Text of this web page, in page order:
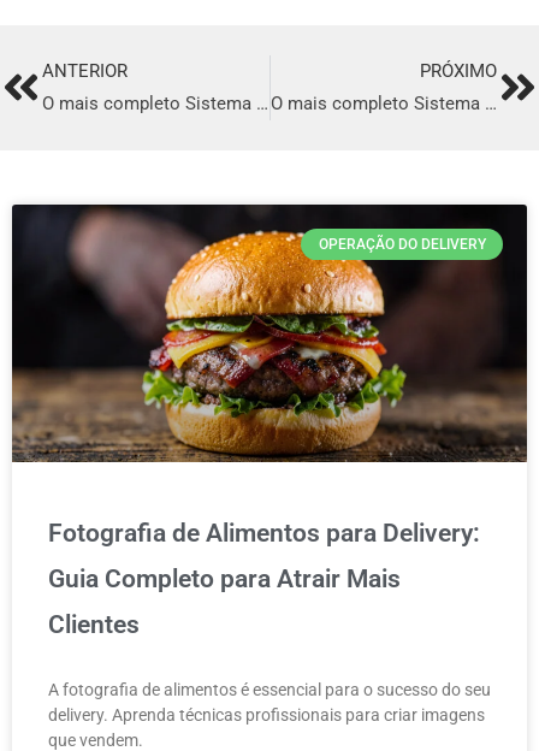
PrevANTERIOR
O mais completo Sistema para Delivery de comida Italiana em Jaboatão Dos Guararapes
PRÓXIMO
O mais completo Sistema para Delivery de comida Italiana em Ribeirão Preto
OPERAÇÃO DO DELIVERY
Fotografia de Alimentos para Delivery:
Guia Completo para Atrair Mais
Clientes
A fotografia de alimentos é essencial para o sucesso do seu
delivery. Aprenda técnicas profissionais para criar imagens
que vendem.